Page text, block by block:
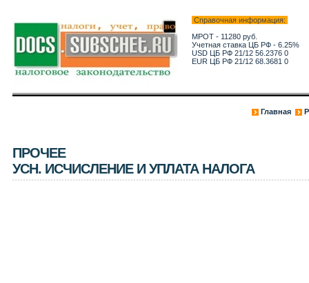
Справочная информация:
МРОТ - 11280 руб.
Учетная ставка ЦБ РФ - 6.25%
USD ЦБ РФ 21/12 56.2376 0
EUR ЦБ РФ 21/12 68.3681 0
Главная
ПРОЧЕЕ
УСН. ИСЧИСЛЕНИЕ И УПЛАТА НАЛОГА